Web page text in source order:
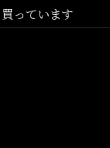
っています